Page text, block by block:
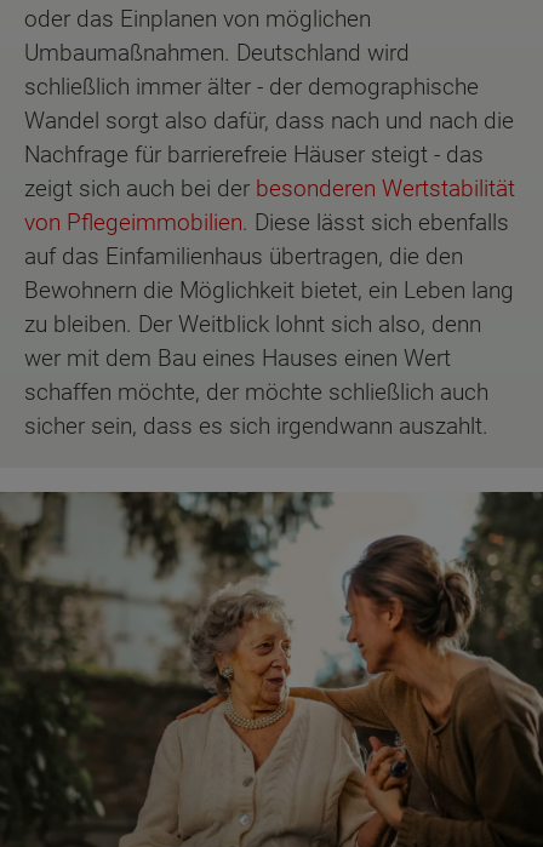
oder das Einplanen von möglichen
Umbaumaßnahmen. Deutschland wird
schließlich immer älter - der demographische
Wandel sorgt also dafür, dass nach und nach die
Nachfrage für barrierefreie Häuser steigt - das
zeigt sich auch bei der besonderen Wertstabilität
von Pflegeimmobilien. Diese lässt sich ebenfalls
auf das Einfamilienhaus übertragen, die den
Bewohnern die Möglichkeit bietet, ein Leben lang
zu bleiben. Der Weitblick lohnt sich also, denn
wer mit dem Bau eines Hauses einen Wert
schaffen möchte, der möchte schließlich auch
sicher sein, dass es sich irgendwann auszahlt.